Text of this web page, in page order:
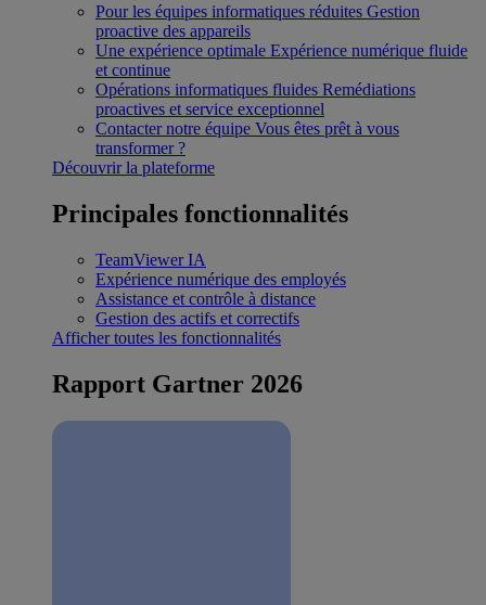
Pour les équipes informatiques réduites Gestion
proactive des appareils
Une expérience optimale Expérience numérique fluide
et continue
Opérations informatiques fluides Remédiations
proactives et service exceptionnel
Contacter notre équipe Vous êtes prêt à vous
transformer ?
Découvrir la plateforme
Principales fonctionnalités
TeamViewer IA
Expérience numérique des employés
Assistance et contrôle à distance
Gestion des actifs et correctifs
Afficher toutes les fonctionnalités
Rapport Gartner 2026